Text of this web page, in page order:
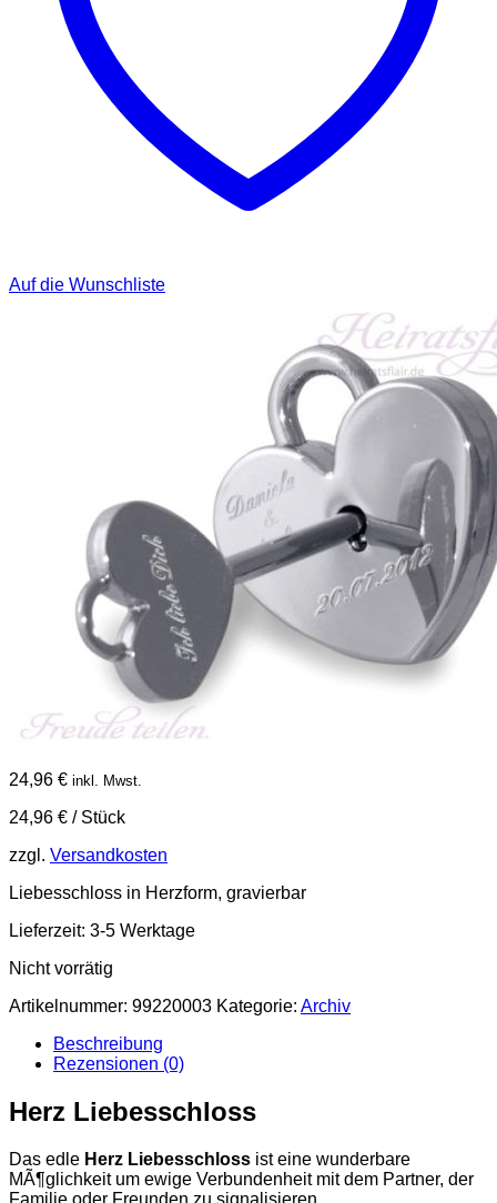
Auf die Wunschliste
24,96 € inkl. Mwst.
24,96 € / Stück
zzgl. Versandkosten
Liebesschloss in Herzform, gravierbar
Lieferzeit: 3-5 Werktage
Nicht vorrätig
Artikelnummer: 99220003 Kategorie: Archiv
Beschreibung
Rezensionen (0)
Herz Liebesschloss
Das edle Herz Liebesschloss ist eine wunderbare
MÃ¶glichkeit um ewige Verbundenheit mit dem Partner, der
Familie oder Freunden zu signalisieren.